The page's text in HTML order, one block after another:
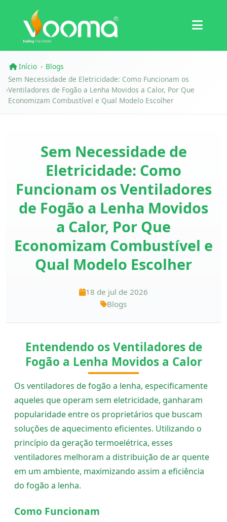
Certificações
Estudo de Caso
Início › Blogs
›
Sem Necessidade de Eletricidade: Como Funcionam os
Ventiladores de Fogão a Lenha Movidos a Calor, Por Que
Economizam Combustível e Qual Modelo Escolher
Sem Necessidade de
Eletricidade: Como
Funcionam os Ventiladores
de Fogão a Lenha Movidos
a Calor, Por Que
Economizam Combustível e
Qual Modelo Escolher
18 de jul de 2026
Blogs
Entendendo os Ventiladores de
Fogão a Lenha Movidos a Calor
Os ventiladores de fogão a lenha, especificamente
aqueles que operam sem eletricidade, ganharam
popularidade entre os proprietários que buscam
soluções de aquecimento eficientes. Utilizando o
princípio da geração termoelétrica, esses
ventiladores melhoram a distribuição de ar quente
em um ambiente, maximizando assim a eficiência
do fogão a lenha.
Como Funcionam